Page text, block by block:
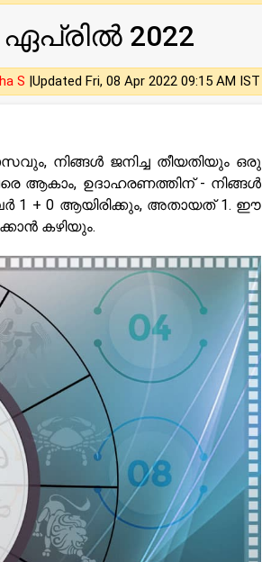
2022
S |Updated Fri, 08 Apr 2022 09:15 AM IST
നിങ്ങൾ ജനിച്ച തീയതിയും ഒരു
ആകാം, ഉദാഹരണത്തിന് - നിങ്ങൾ
1 + 0 ആയിരിക്കും, അതായത് 1. ഈ
കഴിയും.